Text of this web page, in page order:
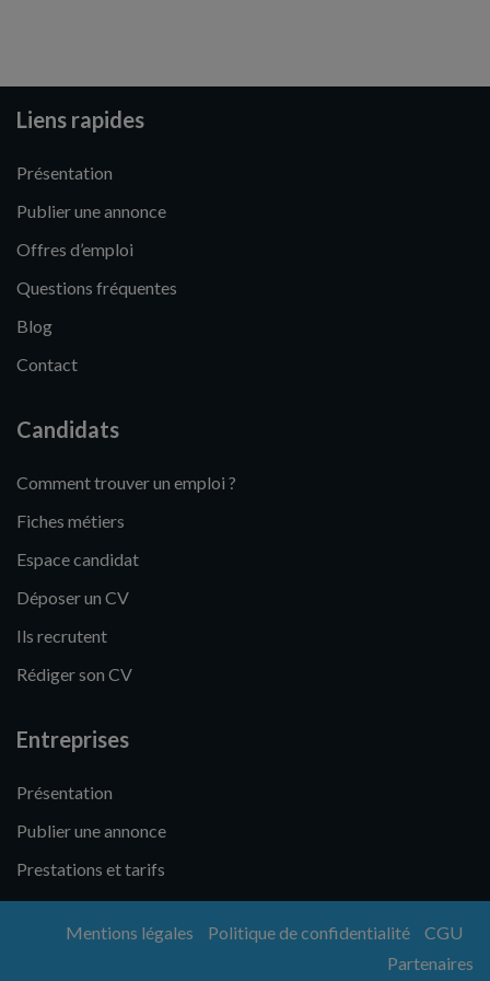
Liens rapides
Présentation
Publier une annonce
Offres d’emploi
Questions fréquentes
Blog
Contact
Candidats
Comment trouver un emploi ?
Fiches métiers
Espace candidat
Déposer un CV
Ils recrutent
Rédiger son CV
Entreprises
Présentation
Publier une annonce
Prestations et tarifs
Mentions légales Politique de confidentialité
CGU
Partenaires